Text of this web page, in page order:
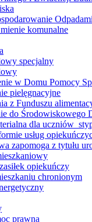
komunalne
specjalny
w Domu Pomocy
pielęgnacyjne
z Funduszu
do Środowiskowego
dla uczniów
usług
zapomoga z tytułu
opiekuńczy
chronionym
prawna